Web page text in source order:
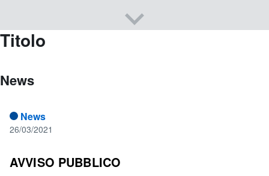
Titolo
News
News
26/03/2021
AVVISO PUBBLICO